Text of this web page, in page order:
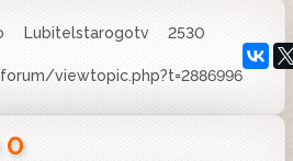
Lubitelstarogotv
2530
viewtopic.php?t=2886996
0